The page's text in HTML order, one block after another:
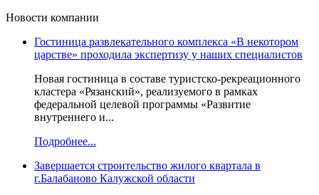
Новости компании
Гостиница развлекательного комплекса «В некотором
царстве» проходила экспертизу у наших специалистов
Новая гостиница в составе туристско-рекреационного
кластера «Рязанский», реализуемого в рамках
федеральной целевой программы «Развитие
внутреннего и...
Подробнее...
Завершается строительство жилого квартала в
г.Балабаново Калужской области